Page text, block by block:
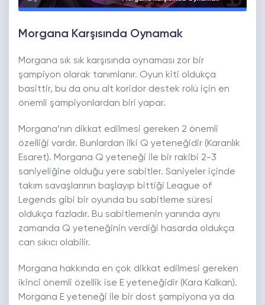
Morgana Karşısında Oynamak
Morgana sık sık karşısında oynaması zor bir
şampiyon olarak tanımlanır. Oyun kiti oldukça
basittir, bu da onu alt koridor destek rolü için en
önemli şampiyonlardan biri yapar.
Morgana’nın dikkat edilmesi gereken 2 önemli
özelliği vardır. Bunlardan ilki Q yeteneğidir (Karanlık
Esaret). Morgana Q yeteneği ile bir rakibi 2-3
saniyeliğine olduğu yere sabitler. Saniyeler içinde
takım savaşlarının başlayıp bittiği League of
Legends gibi bir oyunda bu sabitleme süresi
oldukça fazladır. Bu sabitlemenin yanında aynı
zamanda Q yeteneğinin verdiği hasarda oldukça
can sıkıcı olabilir.
Morgana hakkında en çok dikkat edilmesi gereken
ikinci önemli özellik ise E yeteneğidir (Kara Kalkan).
Morgana E yeteneği ile bir dost şampiyona ya da